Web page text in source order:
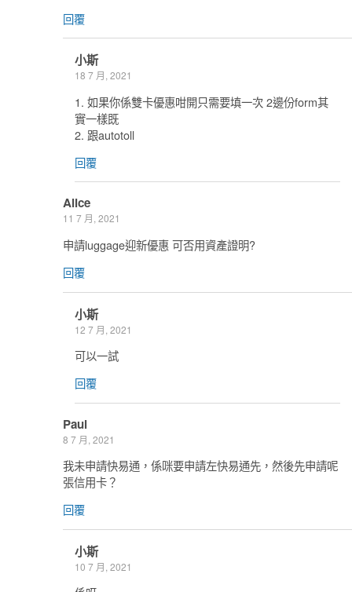
回覆
小斯
18 7 月, 2021
1. 如果你係雙卡優惠咁開只需要填一次 2邊份form其
實一樣既
2. 跟autotoll
回覆
Alice
11 7 月, 2021
申請luggage迎新優惠 可否用資產證明?
回覆
小斯
12 7 月, 2021
可以一試
回覆
Paul
8 7 月, 2021
我未申請快易通，係咪要申請左快易通先，然後先申請呢
張信用卡？
回覆
小斯
10 7 月, 2021